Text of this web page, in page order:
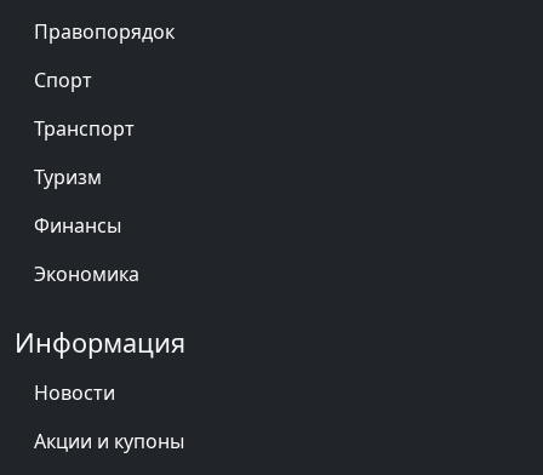
Правопорядок
Спорт
Транспорт
Туризм
Финансы
Экономика
Информация
Новости
Акции и купоны